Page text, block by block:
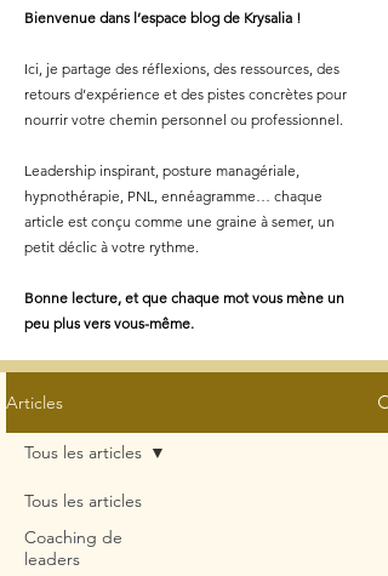
Bienvenue dans l’espace blog de Krysalia !
Ici, je partage des réflexions, des ressources, des
retours d’expérience et des pistes concrètes pour
nourrir votre chemin personnel ou professionnel.
Leadership inspirant, posture managériale,
hypnothérapie, PNL, ennéagramme… chaque
article est conçu comme une graine à semer, un
petit déclic à votre rythme.
Bonne lecture, et que chaque mot vous mène un
peu plus vers vous-même.
Articles
Tous les articles
Coaching de
leaders
Tous les articles